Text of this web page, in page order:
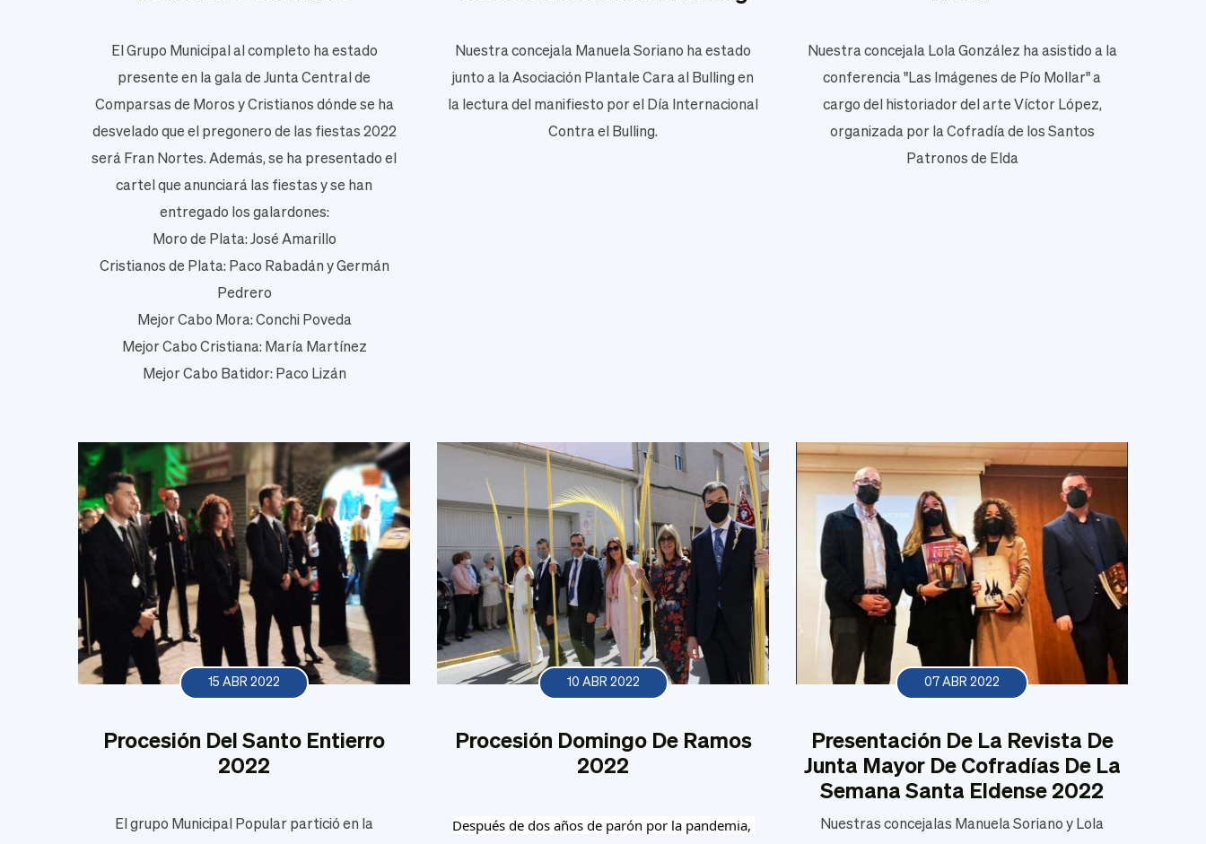
El Grupo Municipal al completo ha estado
presente en la gala de Junta Central de
Comparsas de Moros y Cristianos dónde se ha
desvelado que el pregonero de las fiestas 2022
será Fran Nortes. Además, se ha presentado el
cartel que anunciará las fiestas y se han
entregado los galardones:
Moro de Plata: José Amarillo
Cristianos de Plata: Paco Rabadán y Germán
Pedrero
Mejor Cabo Mora: Conchi Poveda
Mejor Cabo Cristiana: María Martínez
Mejor Cabo Batidor: Paco Lizán
Nuestra concejala Manuela Soriano ha estado
junto a la Asociación Plantale Cara al Bulling en
la lectura del manifiesto por el Día Internacional
Contra el Bulling.
Nuestra concejala Lola González ha asistido a la
conferencia "Las Imágenes de Pío Mollar" a
cargo del historiador del arte Víctor López,
organizada por la Cofradía de los Santos
Patronos de Elda
15 ABR 2022
Procesión Del Santo Entierro
2022
El grupo Municipal Popular partició en la
10 ABR 2022
Procesión Domingo De Ramos
2022
Después de dos años de parón por la pandemia,
07 ABR 2022
Presentación De La Revista De
Junta Mayor De Cofradías De La
Semana Santa Eldense 2022
Nuestras concejalas Manuela Soriano y Lola